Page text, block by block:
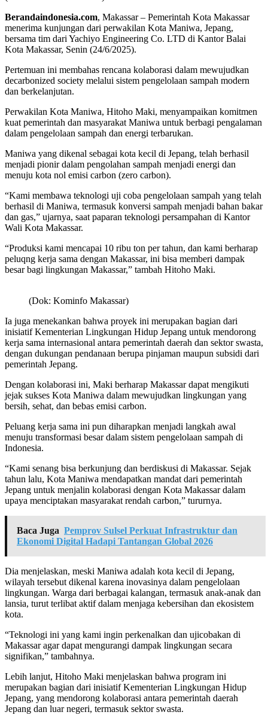
Berandaindonesia.com, Makassar – Pemerintah Kota Makassar
menerima kunjungan dari perwakilan Kota Maniwa, Jepang,
bersama tim dari Yachiyo Engineering Co. LTD di Kantor Balai
Kota Makassar, Senin (24/6/2025).
Pertemuan ini membahas rencana kolaborasi dalam mewujudkan
decarbonized society melalui sistem pengelolaan sampah modern
dan berkelanjutan.
Perwakilan Kota Maniwa, Hitoho Maki, menyampaikan komitmen
kuat pemerintah dan masyarakat Maniwa untuk berbagi pengalaman
dalam pengelolaan sampah dan energi terbarukan.
Maniwa yang dikenal sebagai kota kecil di Jepang, telah berhasil
menjadi pionir dalam pengolahan sampah menjadi energi dan
menuju kota nol emisi carbon (zero carbon).
“Kami membawa teknologi uji coba pengelolaan sampah yang telah
berhasil di Maniwa, termasuk konversi sampah menjadi bahan bakar
dan gas,” ujarnya, saat paparan teknologi persampahan di Kantor
Wali Kota Makassar.
“Produksi kami mencapai 10 ribu ton per tahun, dan kami berharap
peluqng kerja sama dengan Makassar, ini bisa memberi dampak
besar bagi lingkungan Makassar,” tambah Hitoho Maki.
(Dok: Kominfo Makassar)
Ia juga menekankan bahwa proyek ini merupakan bagian dari
inisiatif Kementerian Lingkungan Hidup Jepang untuk mendorong
kerja sama internasional antara pemerintah daerah dan sektor swasta,
dengan dukungan pendanaan berupa pinjaman maupun subsidi dari
pemerintah Jepang.
Dengan kolaborasi ini, Maki berharap Makassar dapat mengikuti
jejak sukses Kota Maniwa dalam mewujudkan lingkungan yang
bersih, sehat, dan bebas emisi carbon.
Peluang kerja sama ini pun diharapkan menjadi langkah awal
menuju transformasi besar dalam sistem pengelolaan sampah di
Indonesia.
“Kami senang bisa berkunjung dan berdiskusi di Makassar. Sejak
tahun lalu, Kota Maniwa mendapatkan mandat dari pemerintah
Jepang untuk menjalin kolaborasi dengan Kota Makassar dalam
upaya menciptakan masyarakat rendah carbon,” tururnya.
Baca Juga Pemprov Sulsel Perkuat Infrastruktur dan
Ekonomi Digital Hadapi Tantangan Global 2026
Dia menjelaskan, meski Maniwa adalah kota kecil di Jepang,
wilayah tersebut dikenal karena inovasinya dalam pengelolaan
lingkungan. Warga dari berbagai kalangan, termasuk anak-anak dan
lansia, turut terlibat aktif dalam menjaga kebersihan dan ekosistem
kota.
“Teknologi ini yang kami ingin perkenalkan dan ujicobakan di
Makassar agar dapat mengurangi dampak lingkungan secara
signifikan,” tambahnya.
Lebih lanjut, Hitoho Maki menjelaskan bahwa program ini
merupakan bagian dari inisiatif Kementerian Lingkungan Hidup
Jepang, yang mendorong kolaborasi antara pemerintah daerah
Jepang dan luar negeri, termasuk sektor swasta.